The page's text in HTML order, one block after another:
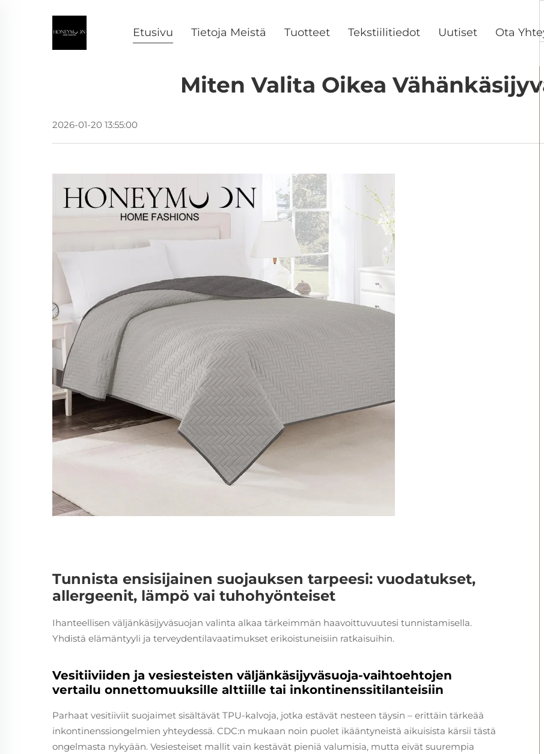
Etusivu Tietoja Meistä Tuotteet Tekstiilitiedot Uutiset Ota
Miten Valita Oikea
2026-01-20 13:55:00
Tunnista ensisijainen suojauksen tarpeesi: vuodatukset,
allergeenit, lämpö vai tuhohyönteiset
Ihanteellisen väljänkäsijyväsuojan valinta alkaa tärkeimmän haavoittuvuutesi tunnistamisella.
Yhdistä elämäntyyli ja terveydentilavaatimukset erikoistuneisiin ratkaisuihin.
Vesitiiviiden ja vesiesteisten väljänkäsijyväsuoja-vaihtoehtojen
vertailu onnettomuuksille alttiille tai inkontinenssitilanteisiin
Parhaat vesitiiviit suojaimet sisältävät TPU-kalvoja, jotka estävät nesteen täysin – erittäin tärkeää
inkontinenssiongelmien yhteydessä. CDC:n mukaan noin puolet ikääntyneistä aikuisista kärsii tästä
ongelmasta nykyään. Vesiesteiset mallit vain kestävät pieniä valumisia, mutta eivät suurempia